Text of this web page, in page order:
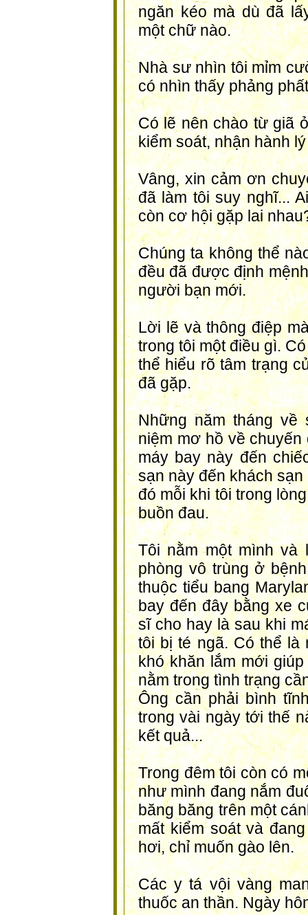
ngăn kéo mà dù đã
một chữ nào.
Nhà sư nhìn tôi mỉm
có nhìn thấy phảng
Có lẽ nên chào từ giã
kiểm soát, nhận hành
Vâng, xin cảm ơn
đã làm tôi suy nghĩ...
còn cơ hội gặp lai
Chúng ta không thể
đều đã được định
người bạn mới.
Lời lẽ và thông điệp
trong tôi một điều gì.
thể hiểu rõ tâm trạng
đã gặp.
Những năm tháng
niệm mơ hồ về chuyến
máy bay này đến
sạn này đến khách
đó mỗi khi tôi trong
buồn đau.
Tôi nằm một mình và
phòng vô trùng ở
thuộc tiểu bang
bay đến đây bằng xe
sĩ cho hay là sau khi
tôi bị té ngã. Có thể
khó khăn lắm mới
nằm trong tình trạng
Ông cần phải bình
trong vài ngày tới thế
kết quả...
Trong đêm tôi còn có
như mình đang nắm
băng băng trên một
mất kiểm soát và
hơi, chỉ muốn gào lên.
Các y tá vội vàng
thuốc an thần. Ngày